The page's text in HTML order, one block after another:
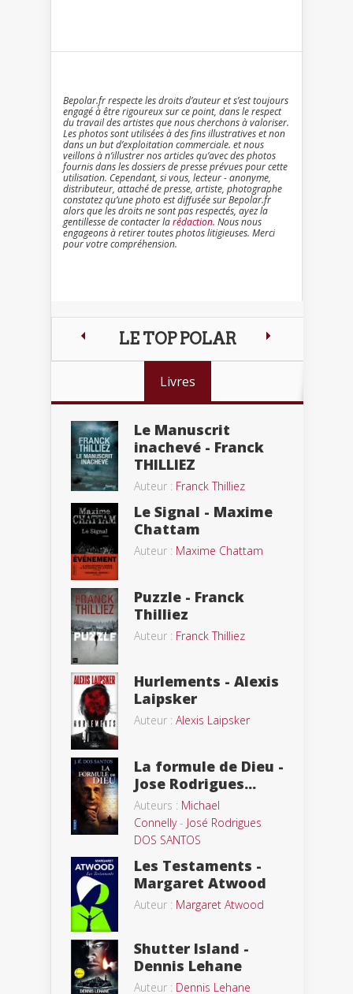
Bepolar.fr respecte les droits d’auteur et s’est toujours
engagé à être rigoureux sur ce point, dans le respect
du travail des artistes que nous cherchons à valoriser.
Les photos sont utilisées à des fins illustratives et non
dans un but d’exploitation commerciale. et nous
veillons à n’illustrer nos articles qu’avec des photos
fournis dans les dossiers de presse prévues pour cette
utilisation. Cependant, si vous, lecteur - anonyme,
distributeur, attaché de presse, artiste, photographe
constatez qu’une photo est diffusée sur Bepolar.fr
alors que les droits ne sont pas respectés, ayez la
gentillesse de contacter larédaction. Nous nous
engageons à retirer toutes photos litigieuses. Merci
pour votre compréhension.
LE TOP POLAR
Livres
Le Manuscrit
inachevé - Franck
THILLIEZ
Auteur : Franck Thilliez
Le Signal - Maxime
Chattam
Auteur : Maxime Chattam
Puzzle - Franck
Thilliez
Auteur : Franck Thilliez
Hurlements - Alexis
Laipsker
Auteur : Alexis Laipsker
La formule de Dieu -
Jose Rodrigues...
Auteurs : Michael
Connelly- José Rodrigues
DOS SANTOS
Les Testaments -
Margaret Atwood
Auteur : Margaret Atwood
Shutter Island -
Dennis Lehane
Auteur : Dennis Lehane